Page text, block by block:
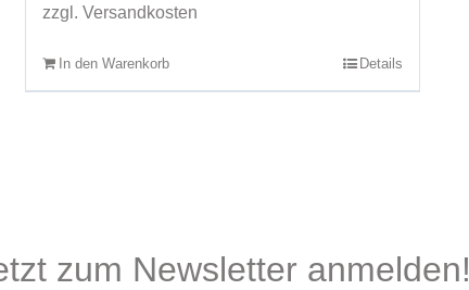
zzgl.Versandkosten
In den Warenkorb Details
zum Newsletter anmelden!